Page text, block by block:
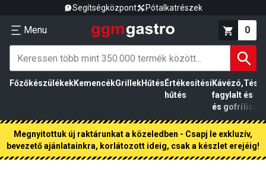
Segítségközpont Pótalkatrészek
Menu 0
FőzőkészülékekKemencékGrillekHűtés Értékesítési
hűtés
Kávézó,
fagylalt
és gofri
és
liszt
Megnyitottuk új raktárunkat a közeledben - Csapj le exkluzív,
bevezető ajánlatainkra, korlátozott ideig, csak a készlet erejéig!